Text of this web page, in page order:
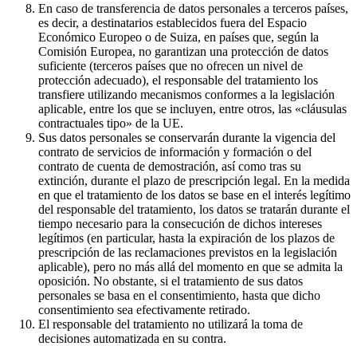
En caso de transferencia de datos personales a terceros países,
es decir, a destinatarios establecidos fuera del Espacio
Económico Europeo o de Suiza, en países que, según la
Comisión Europea, no garantizan una protección de datos
suficiente (terceros países que no ofrecen un nivel de
protección adecuado), el responsable del tratamiento los
transfiere utilizando mecanismos conformes a la legislación
aplicable, entre los que se incluyen, entre otros, las «cláusulas
contractuales tipo» de la UE.
Sus datos personales se conservarán durante la vigencia del
contrato de servicios de información y formación o del
contrato de cuenta de demostración, así como tras su
extinción, durante el plazo de prescripción legal. En la medida
en que el tratamiento de los datos se base en el interés legítimo
del responsable del tratamiento, los datos se tratarán durante el
tiempo necesario para la consecución de dichos intereses
legítimos (en particular, hasta la expiración de los plazos de
prescripción de las reclamaciones previstos en la legislación
aplicable), pero no más allá del momento en que se admita la
oposición. No obstante, si el tratamiento de sus datos
personales se basa en el consentimiento, hasta que dicho
consentimiento sea efectivamente retirado.
El responsable del tratamiento no utilizará la toma de
decisiones automatizada en su contra.